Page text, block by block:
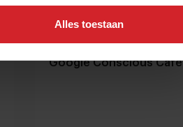
Alles toestaan
Google Conscious Café